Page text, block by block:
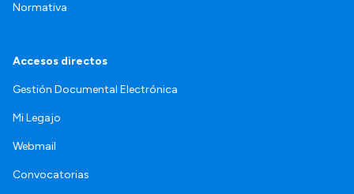
Normativa
Accesos directos
Gestión Documental Electrónica
Mi Legajo
Webmail
Convocatorias